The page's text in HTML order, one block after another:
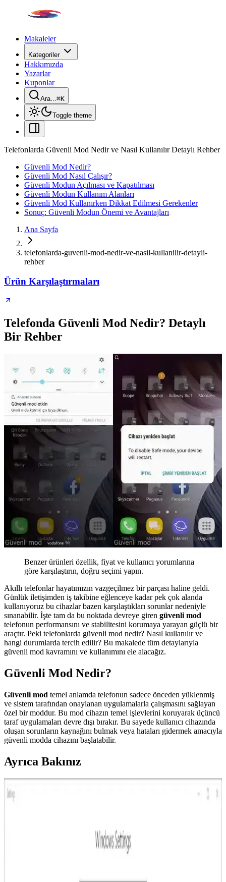
Makaleler
Kategoriler
Hakkımızda
Yazarlar
Kuponlar
Ara...⌘K
Toggle theme
Telefonlarda Güvenli Mod Nedir ve Nasıl Kullanılır Detaylı Rehber
Güvenli Mod Nedir?
Güvenli Mod Nasıl Çalışır?
Güvenli Modun Açılması ve Kapatılması
Güvenli Modun Kullanım Alanları
Güvenli Mod Kullanırken Dikkat Edilmesi Gerekenler
Sonuç: Güvenli Modun Önemi ve Avantajları
Ana Sayfa
telefonlarda-guvenli-mod-nedir-ve-nasil-kullanilir-detayli-
rehber
Ürün Karşılaştırmaları
Telefonda Güvenli Mod Nedir? Detaylı
Bir Rehber
Benzer ürünleri özellik, fiyat ve kullanıcı yorumlarına
göre karşılaştırın, doğru seçimi yapın.
Akıllı telefonlar hayatımızın vazgeçilmez bir parçası haline geldi.
Günlük iletişimden iş takibine eğlenceye kadar pek çok alanda
kullanıyoruz bu cihazlar bazen karşılaştıkları sorunlar nedeniyle
sınanabilir. İşte tam da bu noktada devreye giren güvenli mod
telefonun performansını ve stabilitesini korumaya yarayan güçlü bir
araçtır. Peki telefonlarda güvenli mod nedir? Nasıl kullanılır ve
hangi durumlarda tercih edilir? Bu makalede tüm detaylarıyla
güvenli mod kavramını ve kullanımını ele alacağız.
Güvenli Mod Nedir?
Güvenli mod temel anlamda telefonun sadece önceden yüklenmiş
ve sistem tarafından onaylanan uygulamalarla çalışmasını sağlayan
özel bir moddur. Bu mod cihazın temel işlevlerini koruyarak üçüncü
taraf uygulamaları devre dışı bırakır. Bu sayede kullanıcı cihazında
oluşan sorunların kaynağını bulmak veya hataları gidermek amacıyla
güvenli modda cihazını başlatabilir.
Ayrıca Bakınız
Lenovo Güvenli Mod Açma Yöntemleri ve Alternatif
Çözüm Yolları
kombinasyonları ve sistem ayarlarıyla ilgili detaylar. Sorun giderme
ve sistem güvenliği için önemli bilgiler içerir.